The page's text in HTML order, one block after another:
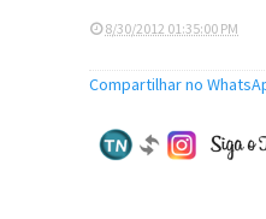
8/30/2012 01:35:00 PM
Compartilhar no